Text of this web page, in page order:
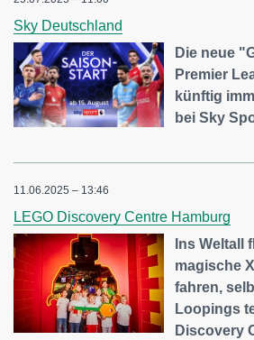
Sky Deutschland
Die neue
Premier
künftig
bei Sky
11.06.2025 – 13:46
LEGO Discovery Centre Hamburg
Ins Weltall
magische
fahren,
Loopings
Discovery